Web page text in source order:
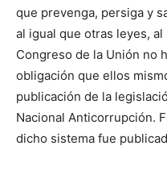
que prevenga, persiga y
al igual que otras leyes,
Congreso de la Unión no
obligación que ellos
publicación de la
Nacional Anticorrupción.
dicho sistema fue